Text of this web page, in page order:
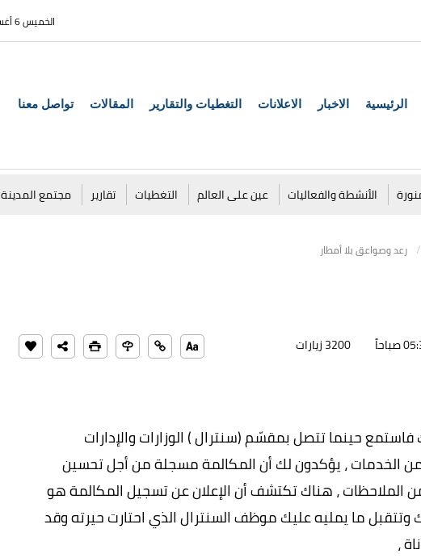
الخميس 6 أغسطس 2026
الرئيسية الاخبار الاعلانات التغطيات والتقارير المقالات تواصل معنا
الأنشطة والفعاليات عين على العالم التغطيات تقارير مجتمع المدينة
رعد وصواعق بلا أمطار
3200 زيارات
حينما تتصل بمقسّم (سنترال ) الوزارات والإدارات
الخدمات ، يؤكدون لك أن المكالمة مسجلة من أجل تحسين
الملاحظات ، هناك تكتشف أن الإعلان عن تسجيل المكالمة هو
ما يمليه عليك موظف السنترال الذي احتارت حيرته وقد
،